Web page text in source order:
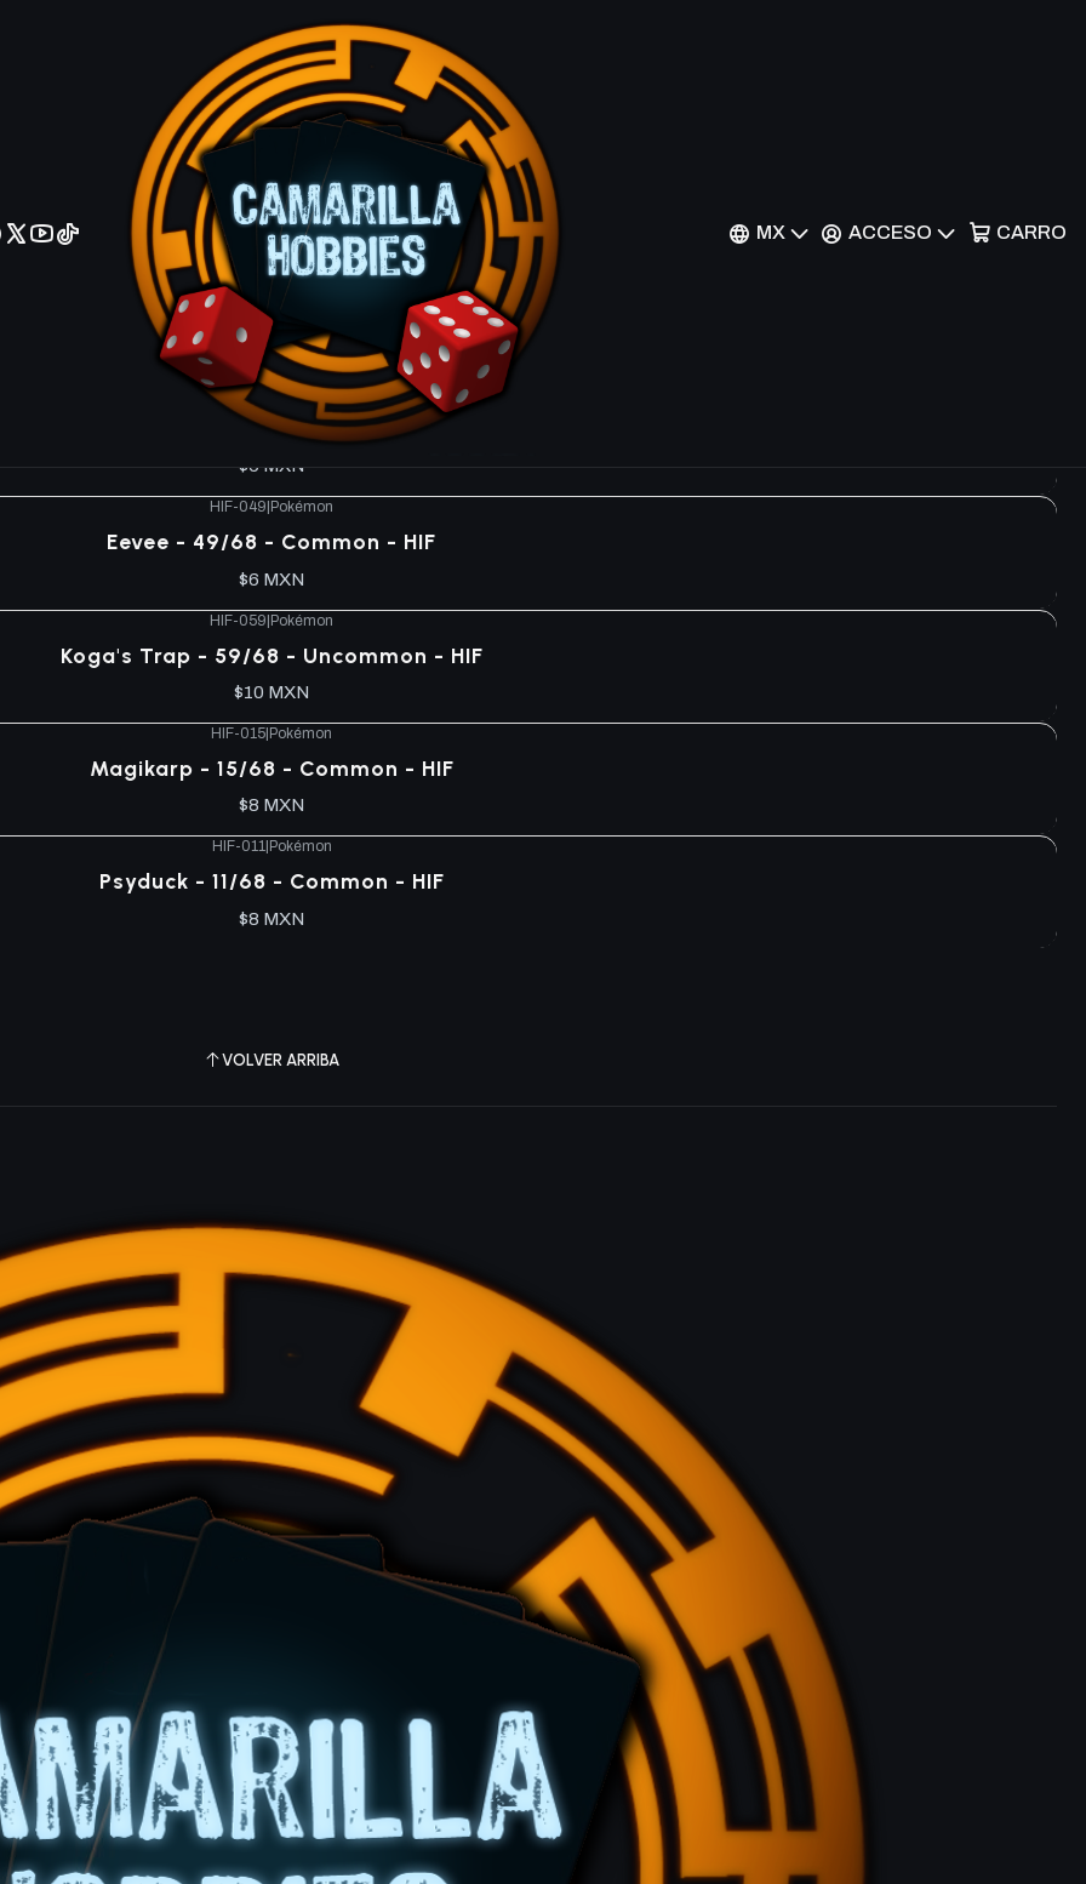
MX ACCESO CARRO
Pokémon
Scyther - 5/68 - Uncommon - HIF
$6 MXN
HIF-013 |Pokémon
Staryu - 13/68 - Common - HIF
$8 MXN
HIF-037 |Pokémon
Cubone - 37/68 - Common - HIF
$6 MXN
HIF-049 Pokémon
Eevee - 49/68 - Common - HIF
$6 MXN
HIF-059|Pokémon
Koga's Trap - 59/68 - Uncommon - HIF
$10 MXN
HIF-015|Pokémon
Magikarp - 15/68 - Common - HIF
$8 MXN
HIF-011| Pokémon
Psyduck - 11/68 - Common - HIF
$8 MXN
VOLVER ARRIBA